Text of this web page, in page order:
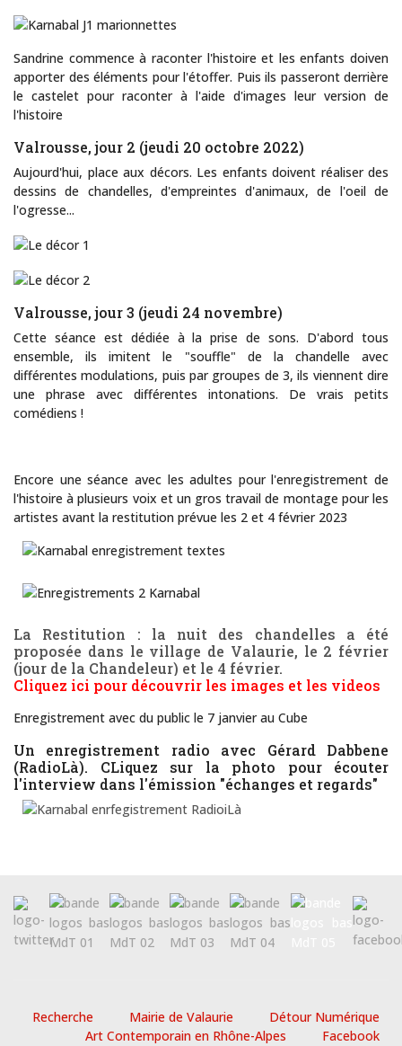
Sandrine commence à raconter l'histoire et les enfants doiven
apporter des éléments pour l'étoffer. Puis ils passeront derrière
le castelet pour raconter à l'aide d'images leur version de
l'histoire
Valrousse, jour 2 (jeudi 20 octobre 2022)
Aujourd'hui, place aux décors. Les enfants doivent réaliser des
dessins de chandelles, d'empreintes d'animaux, de l'oeil de
l'ogresse...
Valrousse, jour 3 (jeudi 24 novembre)
Cette séance est dédiée à la prise de sons. D'abord tous
ensemble, ils imitent le "souffle" de la chandelle avec
différentes modulations, puis par groupes de 3, ils viennent dire
une phrase avec différentes intonations. De vrais petits
comédiens !
Encore une séance avec les adultes pour l'enregistrement de
l'histoire à plusieurs voix et un gros travail de montage pour les
artistes avant la restitution prévue les 2 et 4 février 2023
La Restitution : la nuit des chandelles a été
proposée dans le village de Valaurie, le 2 février
(jour de la Chandeleur) et le 4 février.
Cliquez ici pour découvrir les images et les videos
Enregistrement avec du public le 7 janvier au Cube
Un enregistrement radio avec Gérard Dabbene
(RadioLà). CLiquez sur la photo pour écouter
l'interview dans l'émission "échanges et regards"
Recherche Mairie de Valaurie
Détour Numérique
Art Contemporain en Rhône-Alpes
Facebook